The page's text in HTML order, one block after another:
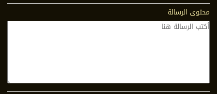
محتوى الرسالة